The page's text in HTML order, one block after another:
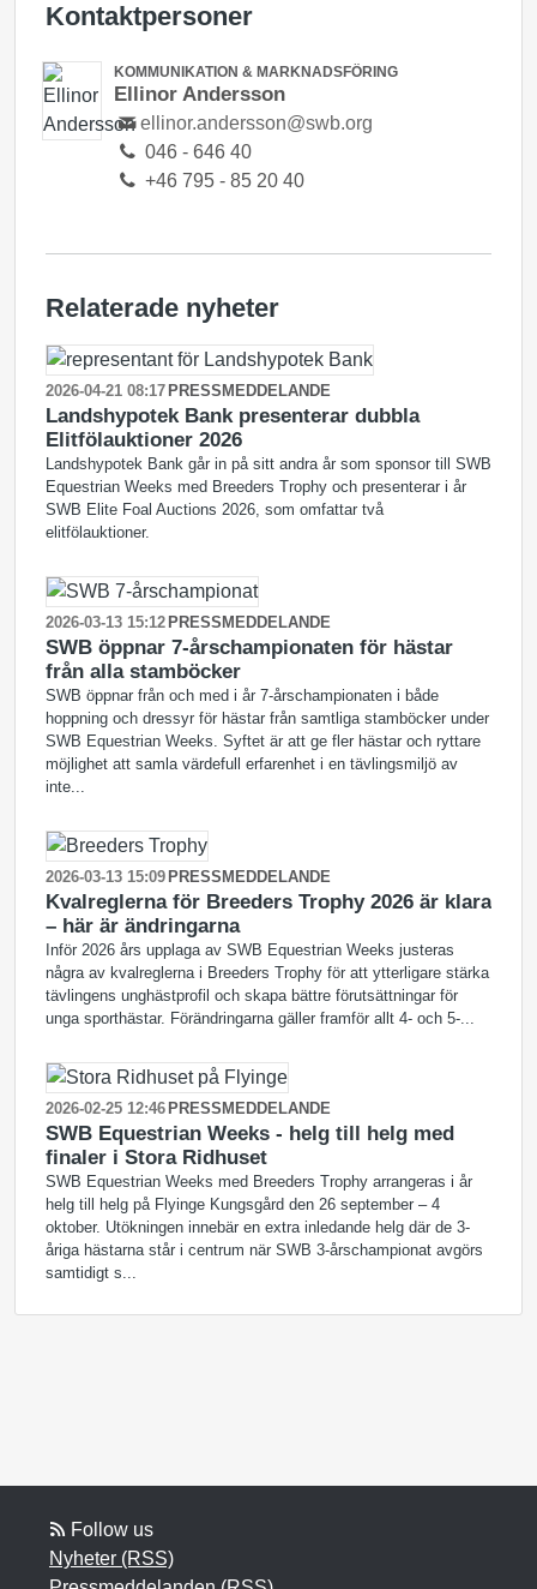
Kontaktpersoner
KOMMUNIKATION & MARKNADSFÖRING
Ellinor Andersson
ellinor.andersson@swb.org
046 - 646 40
+46 795 - 85 20 40
Relaterade nyheter
2026-04-21 08:17 PRESSMEDDELANDE
Landshypotek Bank presenterar dubbla
Elitfölauktioner 2026
Landshypotek Bank går in på sitt andra år som sponsor till SWB
Equestrian Weeks med Breeders Trophy och presenterar i år
SWB Elite Foal Auctions 2026, som omfattar två
elitfölauktioner.
2026-03-13 15:12 PRESSMEDDELANDE
SWB öppnar 7-årschampionaten för hästar
från alla stamböcker
SWB öppnar från och med i år 7-årschampionaten i både
hoppning och dressyr för hästar från samtliga stamböcker under
SWB Equestrian Weeks. Syftet är att ge fler hästar och ryttare
möjlighet att samla värdefull erfarenhet i en tävlingsmiljö av
inte...
2026-03-13 15:09 PRESSMEDDELANDE
Kvalreglerna för Breeders Trophy 2026 är klara
– här är ändringarna
Inför 2026 års upplaga av SWB Equestrian Weeks justeras
några av kvalreglerna i Breeders Trophy för att ytterligare stärka
tävlingens unghästprofil och skapa bättre förutsättningar för
unga sporthästar. Förändringarna gäller framför allt 4- och 5-...
2026-02-25 12:46 PRESSMEDDELANDE
SWB Equestrian Weeks - helg till helg med
finaler i Stora Ridhuset
SWB Equestrian Weeks med Breeders Trophy arrangeras i år
helg till helg på Flyinge Kungsgård den 26 september – 4
oktober. Utökningen innebär en extra inledande helg där de 3-
åriga hästarna står i centrum när SWB 3-årschampionat avgörs
samtidigt s...
Follow us
Nyheter (RSS)